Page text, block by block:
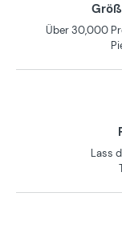
Über 30,000
Lass